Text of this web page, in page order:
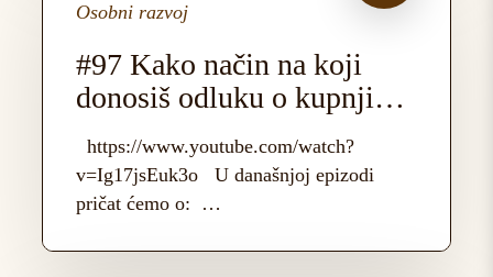
korak?Osobni razvoj
#97 Kako način na koji
donosiš odluku o kupnji
edukacije utječe na tvoj
rezultat?
https://www.youtube.com/watch?
v=Ig17jsEuk3o U današnjoj epizodi
pričat ćemo o: …